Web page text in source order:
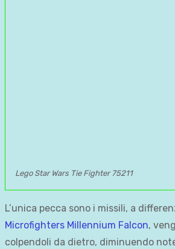
Lego Star Wars Tie Fighter 75211
L’unica pecca sono i missili, a
Microfighters Millennium Falcon,
colpendoli da dietro, diminuendo